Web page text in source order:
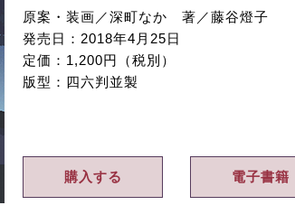
原案・装画／深町なか 著／藤谷燈子
発売日：2018年4月25日
定価：1,200円（税別）
版型：四六判並製
購入する 電子書籍